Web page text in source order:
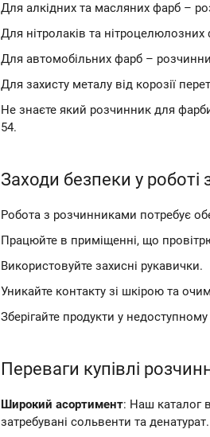
Для алкідних та масляних фарб –
Для нітролаків та
Для автомобільних фарб –
Для захисту металу від корозії
Не знаєте який розчинник для
54.
Заходи безпеки у
Робота з розчинниками потребує
Працюйте в приміщенні, що
Використовуйте захисні рукавички.
Уникайте контакту зі шкірою та
Зберігайте продукти у недоступному
Переваги купівлі
Широкий асортимент: Наш каталог
затребувані сольвенти та денатурат.